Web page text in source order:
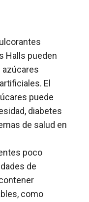
Halls pueden
azúcares
El
puede
diabetes
de salud en
poco
de
como